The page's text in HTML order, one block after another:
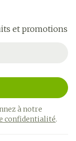
et promotions
à notre
confidentialité.